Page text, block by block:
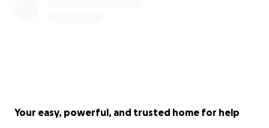
Your easy, powerful, and trusted home for help